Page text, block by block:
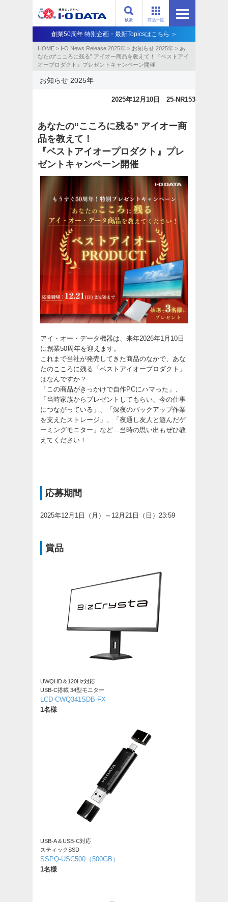
商品一覧
検索
創業50周年 特別企画・最新Topicsはこちら ＞
HOME > I-O News Release 2025年 > お知らせ 2025年 > あ
なたの“こころに残る” アイオー商品を教えて！『ベストアイ
オープロダクト』プレゼントキャンペーン開催
お知らせ 2025年
2025年12月10日 25-NR153
あなたの“こころに残る” アイオー商
品を教えて！
『ベストアイオープロダクト』プレ
ゼントキャンペーン開催
アイ・オー・データ機器は、来年2026年1月10日
に創業50周年を迎えます。
これまで当社が発売してきた商品のなかで、あな
たのこころに残る「ベストアイオープロダクト」
はなんですか？
「この商品がきっかけで自作PCにハマった」、
「当時家族からプレゼントしてもらい、今の仕事
につながっている」、「深夜のバックアップ作業
を支えたストレージ」、「夜通し友人と遊んだゲ
ーミングモニター」など…当時の思い出もぜひ教
えてください！
応募期間
2025年12月1日（月）～12月21日（日）23:59
賞品
UWQHD＆120Hz対応
USB-C搭載 34型モニター
LCD-CWQ341SDB-FX
1名様
USB-A＆USB-C対応
スティックSSD
SSPQ-USC500（500GB）
1名様